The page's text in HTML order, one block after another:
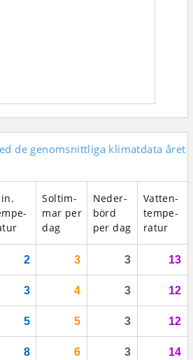
de genomsnittliga klimatdata året
Sol­tim­
mar per
dag
Neder­
börd
per dag
Vatten­
tempe­
ratur
2 3 3 13
3 4 3 12
5 5 3 12
8 6 3 14